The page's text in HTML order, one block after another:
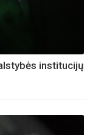
institucijų